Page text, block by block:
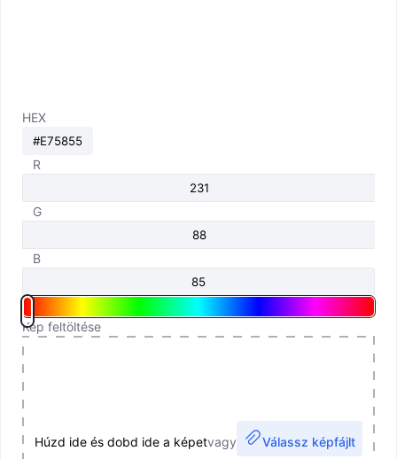
HEX
R
G
B
Kép feltöltése
Húzd ide és dobd ide a képetvagy Válassz képfájlt